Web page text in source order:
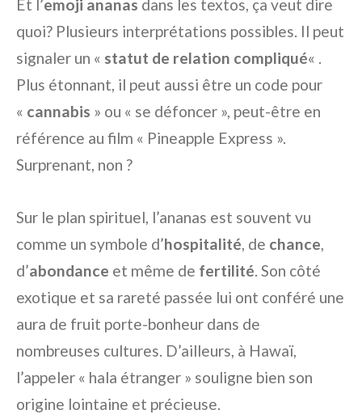
Et l’emoji ananas dans les textos, ça veut dire
quoi? Plusieurs interprétations possibles. Il peut
signaler un « statut de relation compliqué« .
Plus étonnant, il peut aussi être un code pour
« cannabis » ou « se défoncer », peut-être en
référence au film « Pineapple Express ».
Surprenant, non ?
Sur le plan spirituel, l’ananas est souvent vu
comme un symbole d’hospitalité, de chance,
d’abondance et même de fertilité. Son côté
exotique et sa rareté passée lui ont conféré une
aura de fruit porte-bonheur dans de
nombreuses cultures. D’ailleurs, à Hawaï,
l’appeler « hala étranger » souligne bien son
origine lointaine et précieuse.